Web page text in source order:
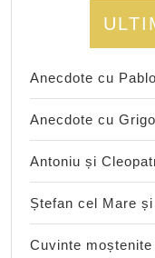
Anecdote cu
Anecdote cu
Antoniu și
Ștefan cel Mare
Cuvinte